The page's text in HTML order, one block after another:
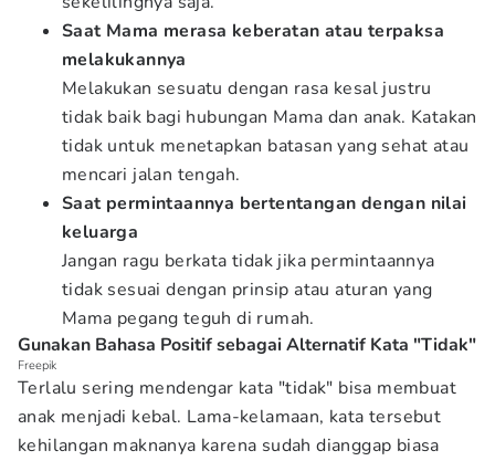
Saat Mama merasa keberatan atau terpaksa
melakukannya
Melakukan sesuatu dengan rasa kesal justru
tidak baik bagi hubungan Mama dan anak. Katakan
tidak untuk menetapkan batasan yang sehat atau
mencari jalan tengah.
Saat permintaannya bertentangan dengan nilai
keluarga
Jangan ragu berkata tidak jika permintaannya
tidak sesuai dengan prinsip atau aturan yang
Mama pegang teguh di rumah.
Gunakan Bahasa Positif sebagai Alternatif Kata "Tidak"
Freepik
Terlalu sering mendengar kata "tidak" bisa membuat
anak menjadi kebal. Lama-kelamaan, kata tersebut
kehilangan maknanya karena sudah dianggap biasa